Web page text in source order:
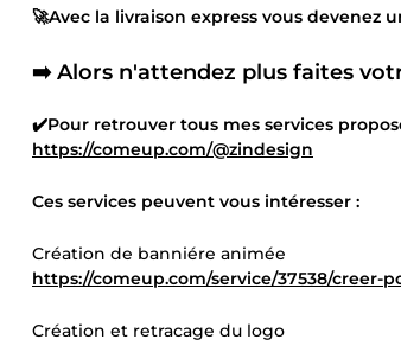
🚀Avec la livraison express vous devenez
➡️ Alors n'attendez plus faites
✔️Pour retrouver tous mes services
https://comeup.com/@zindesign
Ces services peuvent vous intéresser :
Création de banniére animée
https://comeup.com/service/37538/creer-
Création et retracage du logo